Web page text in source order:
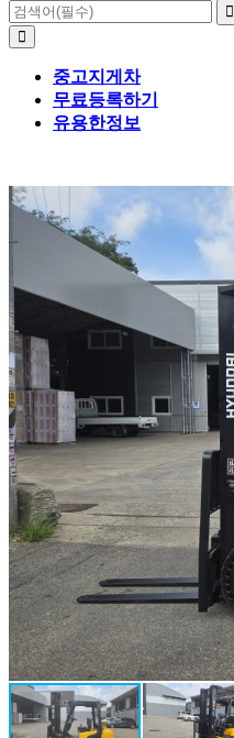
중고지게차
무료등록하기
유용한정보